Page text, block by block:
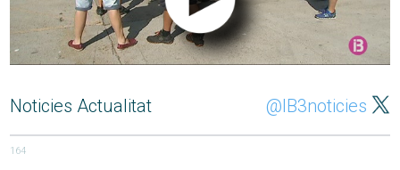
Noticies Actualitat @IB3noticies
164